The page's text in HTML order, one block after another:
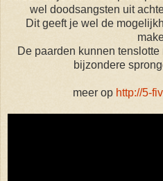
wel doodsangsten uit
Dit geeft je wel de
De paarden kunnen
bijzondere
meer op http://5-